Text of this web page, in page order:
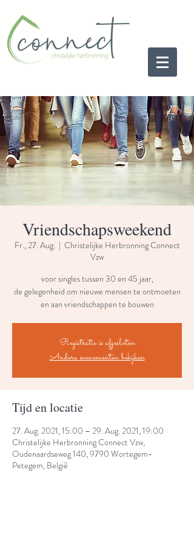
Vriendschapsweekend
Fr., 27. Aug.
  |
Christelijke Herbronning Connect
Vzw
voor singles tussen 30 en 45 jaar,
de gelegenheid om nieuwe mensen te ontmoeten
en aan vriendschappen te bouwen
Registratie is afgesloten
Andere evenementen bekijken
Tijd en locatie
27. Aug. 2021, 15:00 – 29. Aug. 2021, 19:00
Christelijke Herbronning Connect Vzw,
Oudenaardseweg 140, 9790 Wortegem-
Petegem, België